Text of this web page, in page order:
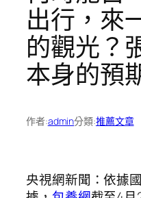
出行，來
的觀光？
本身的預
作者:admin分類:推薦文章
央視網新聞：依據